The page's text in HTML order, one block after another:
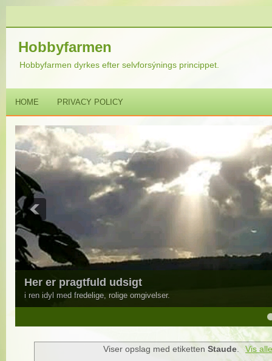
Hobbyfarmen
Hobbyfarmen dyrkes efter selvforsýnings princippet.
HOME PRIVACY POLICY
Her er pragtfuld udsigt
i ren idyl med fredelige, rolige omgivelser.
Viser opslag med etikettenStaude. Vis